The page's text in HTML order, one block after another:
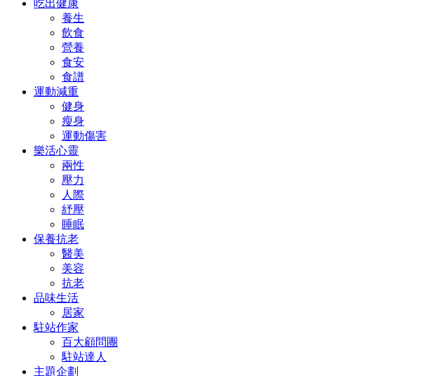
吃出健康
養生
飲食
營養
食安
食譜
運動減重
健身
瘦身
運動傷害
樂活心靈
兩性
壓力
人際
紓壓
睡眠
保養抗老
醫美
美容
抗老
品味生活
居家
駐站作家
百大顧問團
駐站達人
主題企劃